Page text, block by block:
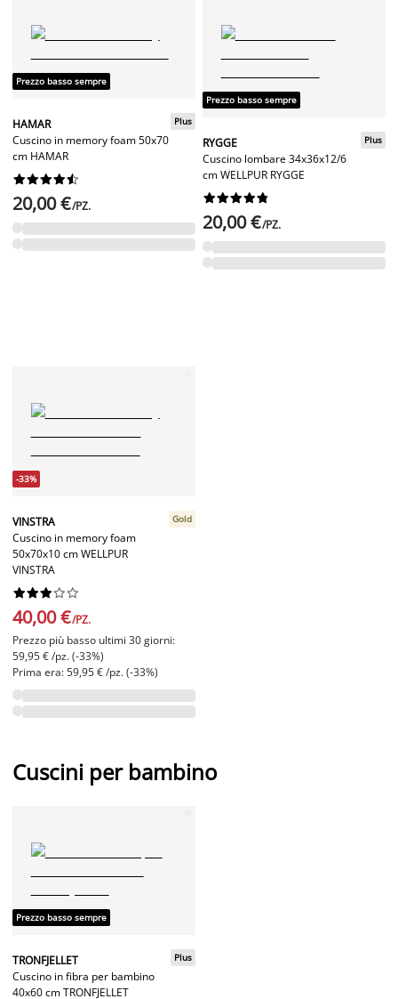
Prezzo basso sempre
HAMAR
Cuscino in memory foam 50x70
cm HAMAR
Plus






20,00 €/PZ.
Prezzo basso sempre
RYGGE
Cuscino lombare 34x36x12/6
cm WELLPUR RYGGE
Plus






20,00 €/PZ.
-33%
VINSTRA
Cuscino in memory foam
50x70x10 cm WELLPUR
VINSTRA
Gold






40,00 €/PZ.
Prezzo più basso ultimi 30 giorni:
59,95 € /pz. (-33%)
Prima era: 59,95 € /pz. (-33%)
Cuscini per bambino
Prezzo basso sempre
TRONFJELLET
Cuscino in fibra per bambino
40x60 cm TRONFJELLET
Plus